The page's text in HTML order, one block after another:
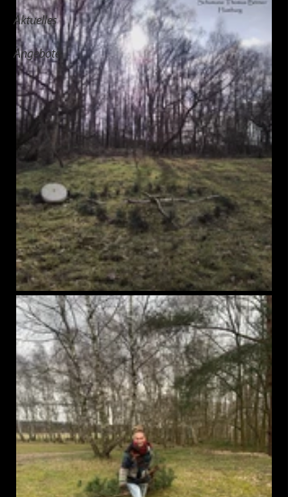
Aktuelles
Angebote